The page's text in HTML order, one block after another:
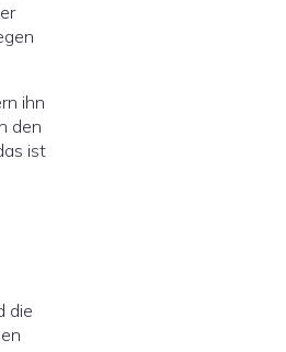
ihn
den
ist
die